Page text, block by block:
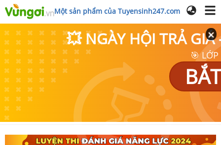
Một sản phẩm của Tuyensinh247.com
💥 NGÀY HỘI TRẢ GIÁ
🎯